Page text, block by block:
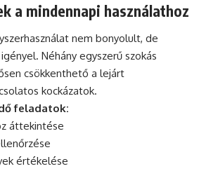
a mindennapi használathoz
nem bonyolult, de
Néhány egyszerű szokás
csökkenthető a lejárt
kockázatok.
feladatok:
áttekintése
értékelése